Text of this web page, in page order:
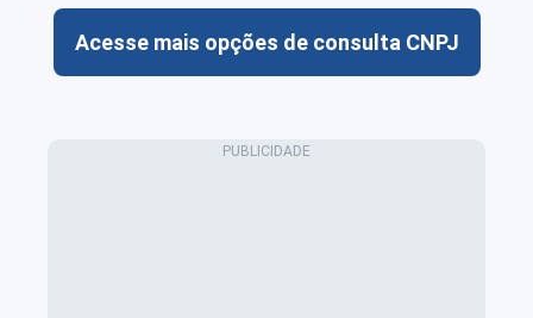
Acesse mais opções de consulta CNPJ